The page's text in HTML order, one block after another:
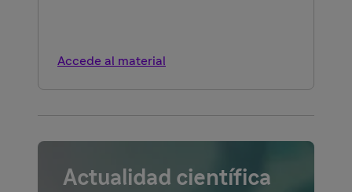
Accede al material
Actualidad científica